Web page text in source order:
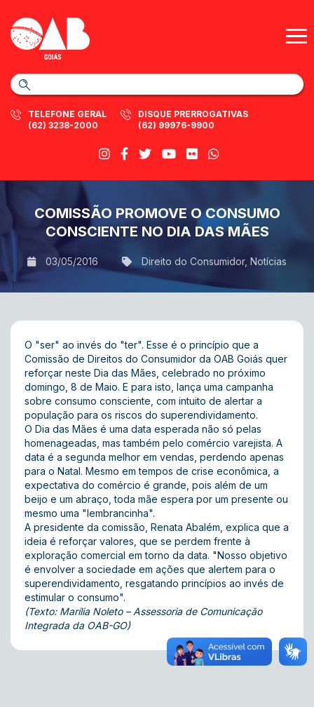
TELEFONE GERAL
(62) 3238-2000
DISQUE PRERROGATIVAS
(62) 99976-9900
COMISSÃO PROMOVE O CONSUMO
CONSCIENTE NO DIA DAS MÃES
03/05/2016 Direito do Consumidor, Notícias
O "ser" ao invés do "ter". Esse é o princípio que a
Comissão de Direitos do Consumidor da OAB Goiás quer
reforçar neste Dia das Mães, celebrado no próximo
domingo, 8 de Maio. E para isto, lança uma campanha
sobre consumo consciente, com intuito de alertar a
população para os riscos do superendividamento.
O Dia das Mães é uma data esperada não só pelas
homenageadas, mas também pelo comércio varejista. A
data é a segunda melhor em vendas, perdendo apenas
para o Natal. Mesmo em tempos de crise econômica, a
expectativa do comércio é grande, pois além de um
beijo e um abraço, toda mãe espera por um presente ou
mesmo uma "lembrancinha".
A presidente da comissão, Renata Abalém, explica que a
ideia é reforçar valores, que se perdem frente à
exploração comercial em torno da data. "Nosso objetivo
é envolver a sociedade em ações que alertem para o
superendividamento, resgatando princípios ao invés de
estimular o consumo".
(Texto: Marília Noleto – Assessoria de Comunicação
Integrada da OAB-GO)